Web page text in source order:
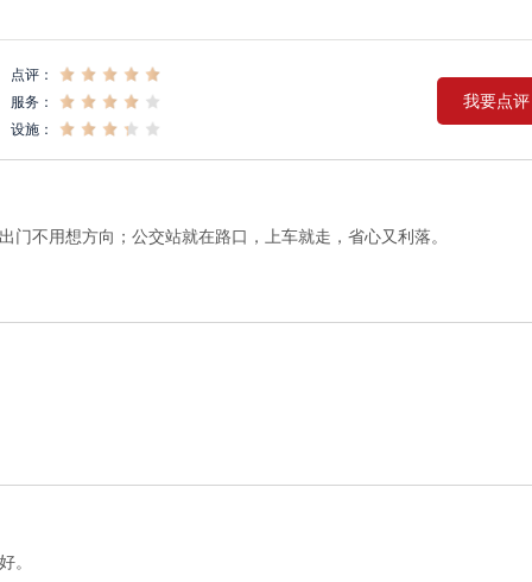
点评：
服务：
设施：
我要点评
门不用想方向；公交站就在路口，上车就走，省心又利落。
。